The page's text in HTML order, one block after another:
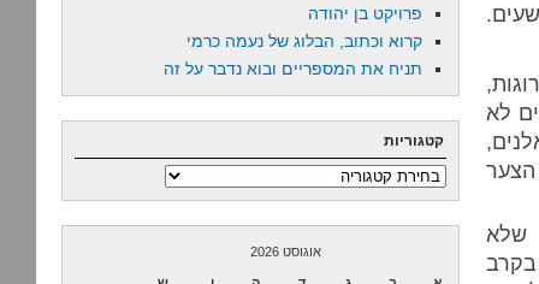
לא
שלא
פרויקט בן יהודה
קרוא וכתוב, הבלוג של נעמה כרמי
תניח את המספריים ובוא נדבר על זה
קטגוריות
קטגוריות
אוגוסט 2026